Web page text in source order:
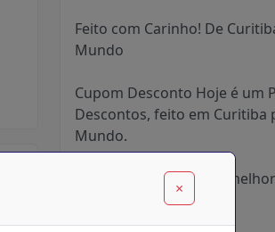
×
Feito com Carinho! De
Mundo
Cupom Desconto Hoje é um
Descontos, feito em Curitiba
Mundo.
Sempre em busca das
descontos da internet.